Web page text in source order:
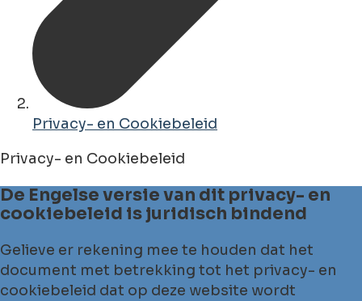
Privacy- en Cookiebeleid
Privacy- en Cookiebeleid
De Engelse versie van dit privacy- en
cookiebeleid is juridisch bindend
Gelieve er rekening mee te houden dat het
document met betrekking tot het privacy- en
cookiebeleid dat op deze website wordt